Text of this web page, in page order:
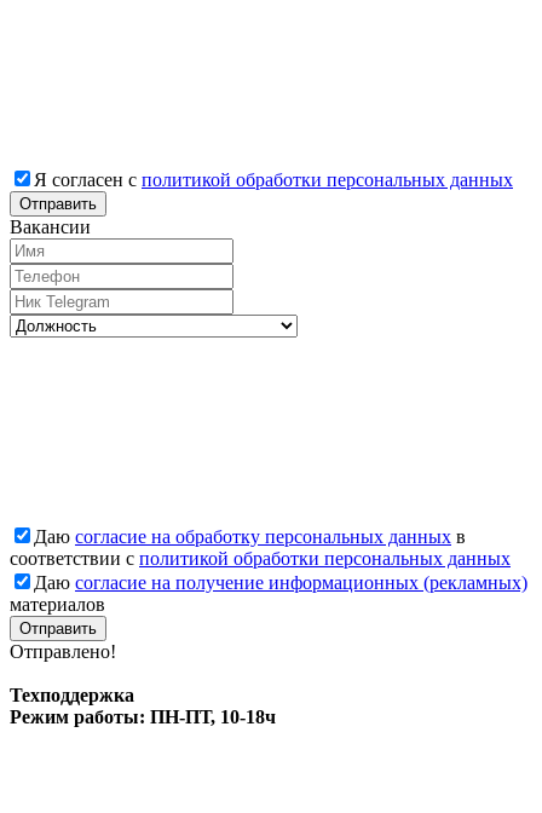
Я согласен с политикой обработки персональных данных
Отправить
Вакансии
Даю согласие на обработку персональных данных в
соответствии с политикой обработки персональных данных
Даю согласие на получение информационных (рекламных)
материалов
Отправлено!
Техподдержка
Режим работы: ПН-ПТ, 10-18ч